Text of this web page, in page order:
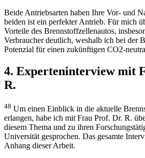
Beide Antriebsarten haben Ihre Vor- und
beiden ist ein perfekter Antrieb. Für mich
Vorteile des Brennstoffzellenautos,
Verbraucher deutlich, weshalb ich bei der
Potenzial für einen zukünftigen CO2-
4. Experteninterview mit
R.
48 Um einen Einblick in die aktuelle
erlangen, habe ich mit Frau Prof. Dr. R.
diesem Thema und zu ihren
Universität gesprochen. Das gesamte
Anhang dieser Arbeit.